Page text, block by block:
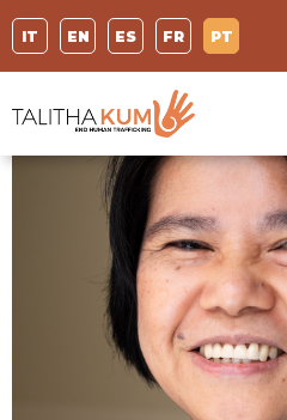
IT EN ES FR PT